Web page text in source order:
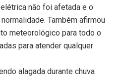
não foi afetada e o
Também afirmou
meteorológico para todo o
para atender qualquer
alagada durante chuva